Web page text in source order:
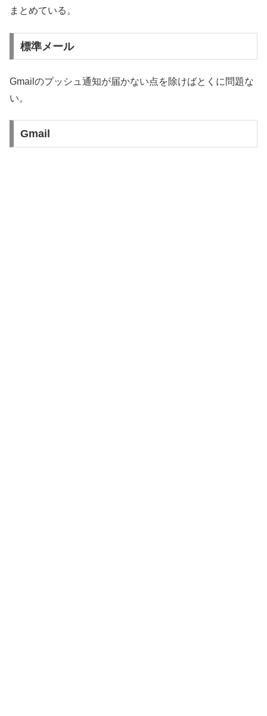
まとめている。
標準メール
Gmailのプッシュ通知が届かない点を除けばとくに問題な
い。
Gmail